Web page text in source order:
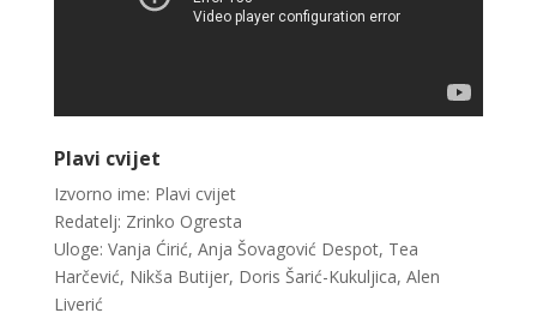
Plavi cvijet
Izvorno ime: Plavi cvijet
Redatelj: Zrinko Ogresta
Uloge: Vanja Ćirić, Anja Šovagović Despot, Tea
Harčević, Nikša Butijer, Doris Šarić-Kukuljica, Alen
Liverić